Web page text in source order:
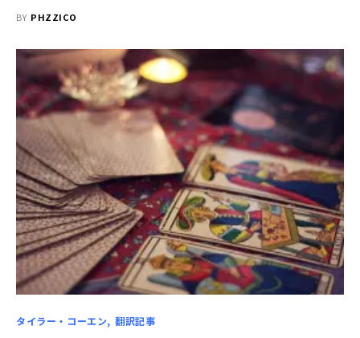
BY PHZZICO
タイラー・コーエン 翻訳記事